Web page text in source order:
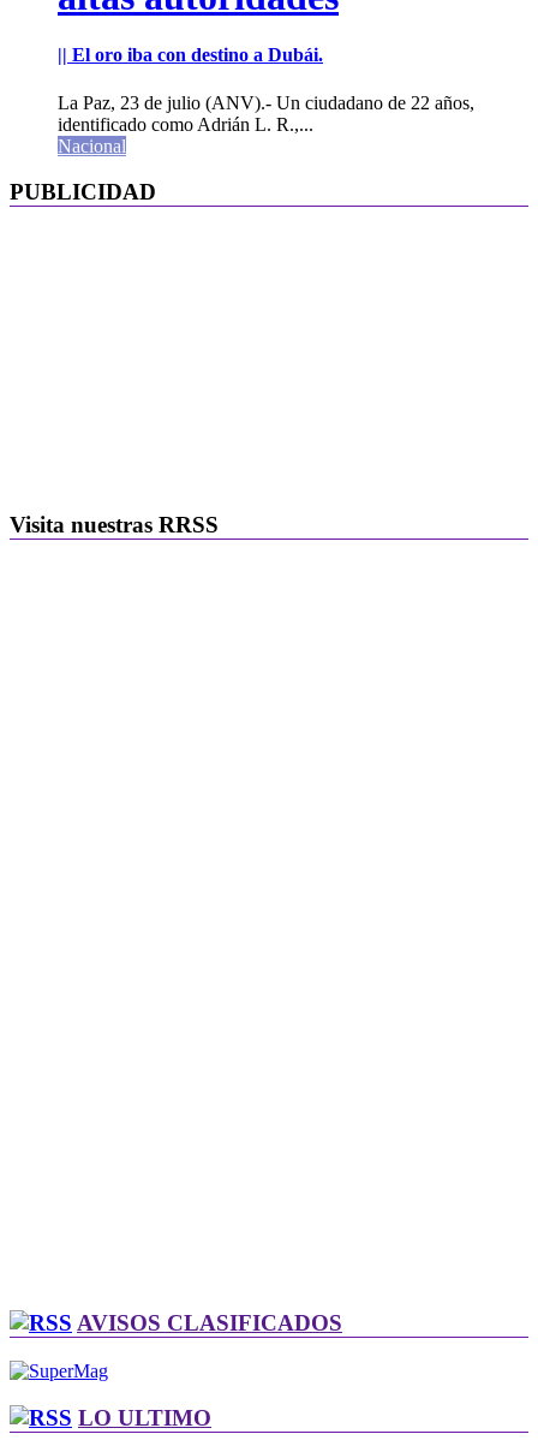
|| El oro iba con destino a Dubái.
La Paz, 23 de julio (ANV).- Un ciudadano de 22 años,
identificado como Adrián L. R.,...
Nacional
PUBLICIDAD
Visita nuestras RRSS
AVISOS CLASIFICADOS
LO ULTIMO